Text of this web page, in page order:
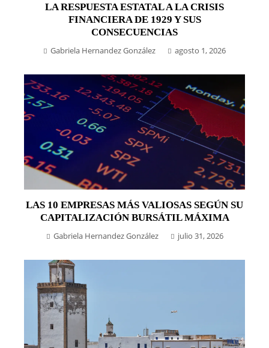
LA RESPUESTA ESTATAL A LA CRISIS
FINANCIERA DE 1929 Y SUS
CONSECUENCIAS
Gabriela Hernandez González agosto 1, 2026
LAS 10 EMPRESAS MÁS VALIOSAS SEGÚN SU
CAPITALIZACIÓN BURSÁTIL MÁXIMA
Gabriela Hernandez González julio 31, 2026